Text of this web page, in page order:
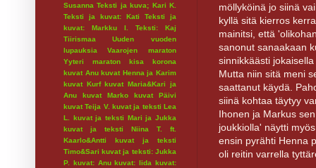
möllyköinä jo siinä
kyllä sitä kierros
mainitsi, että
sanonut sanaakaan
sinnikkäästi
Mutta niin sitä meni
saattanut käydä.
siinä kohtaa täytyy
Ihonen ja Markus
joukkiolla' näytti
ensin pyrähti Henna
oli reitin varrella
Susanna Teksti ja kuva; Kari K.
Teksti ja kuvat: Kati
Teksti ja
kuvat: Markku I.
Teksti: Kaj
Tiirismaa
Uuden vuoden
lupauksia
Vaarojen maraton
Yyteri maraton
kisa
korona
kuvat Anu kuvat Henna ja Karim
kuvat Kurf kuvat Maria&Kari ja
Anu
kuvat Marko
kuvat Päivi
kuvat Teija V. kuvat ja teksti Lea
L.
kuvat ja teksti Mari ja Jukka
kuvat ja teksti Niina T. ft.
Kaarlo&Antti
kuvat ja teksti
Timo&Sari kuvat ja teksti: Jukka
P.
kuvat: Anu kuvat: Iida kuvat: